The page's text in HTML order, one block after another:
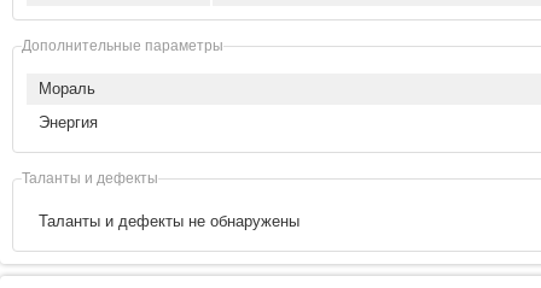
Дополнительные параметры
Мораль
Энергия
Таланты и дефекты
Таланты и дефекты не обнаружены